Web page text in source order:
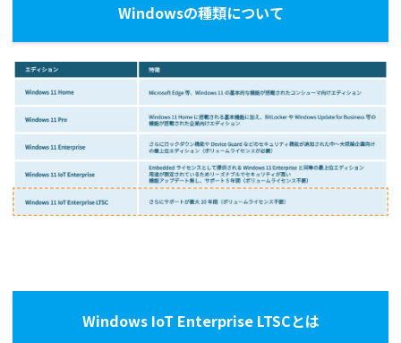
Windowsの種類について
Windows IoT Enterprise LTSCとは